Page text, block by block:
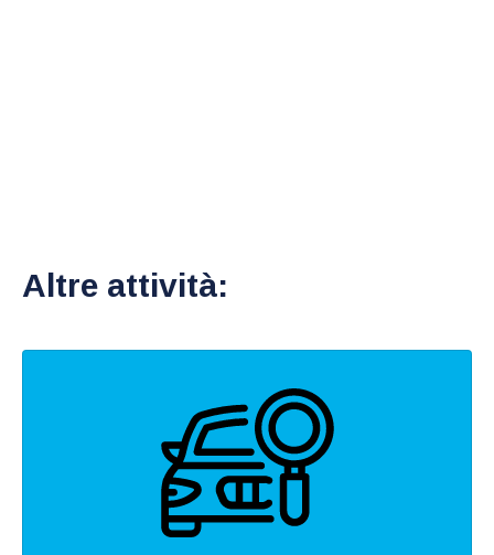
Altre attività: